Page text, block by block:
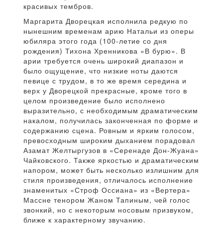
красивых тембров.
Маргарита Дворецкая исполнила редкую по
нынешним временам арию Натальи из оперы
юбиляра этого года (100-летие со дня
рождения) Тихона Хренникова «В бурю». В
арии требуется очень широкий диапазон и
было ощущение, что низкие ноты даются
певице с трудом, в то же время середина и
верх у Дворецкой прекрасные, кроме того в
целом произведение было исполнено
выразительно, с необходимым драматическим
накалом, получилась законченная по форме и
содержанию сцена. Ровным и ярким голосом,
превосходным широким дыханием порадовал
Азамат Желтыргузов в «Серенаде Дон-Жуана»
Чайковского. Также яркостью и драматическим
напором, может быть несколько излишним для
стиля произведения, отличалось исполнение
знаменитых «Строф Оссиана» из «Вертера»
Массне тенором Жаном Тапиным, чей голос
звонкий, но с некоторым носовым призвуком,
ближе к характерному звучанию.